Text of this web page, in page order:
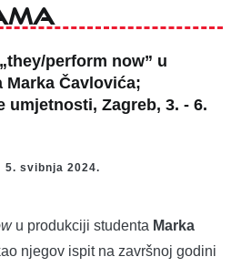
perform now” u
Čavlovića;
umjetnosti, Zagreb, 3. - 6.
5. svibnja 2024.
u produkciji studenta Marka
njegov ispit na završnoj godini